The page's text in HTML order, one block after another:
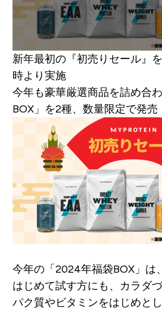
新年最初の『初売りセール』
時より実施
今年も豪華厳選商品を詰め合
BOX」を2種、数量限定で発売
今年の「2024年福袋BOX」は
はじめて試す方にも、カラダ
パク質やビタミンをはじめと